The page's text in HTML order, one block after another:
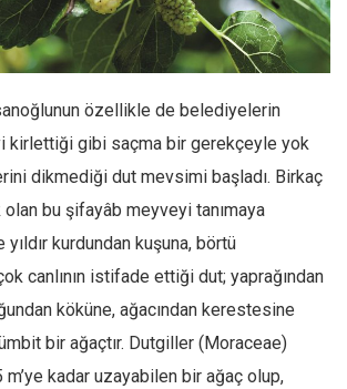
özellikle de belediyelerin
kirlettiği gibi saçma bir gerekçeyle yok
dikmediği dut mevsimi başladı. Birkaç
bu şifayâb meyveyi tanımaya
yıldır kurdundan kuşuna, börtü
canlının istifade ettiği dut; yaprağından
köküne, ağacından kerestesine
bir ağaçtır. Dutgiller (Moraceae)
kadar uzayabilen bir ağaç olup,